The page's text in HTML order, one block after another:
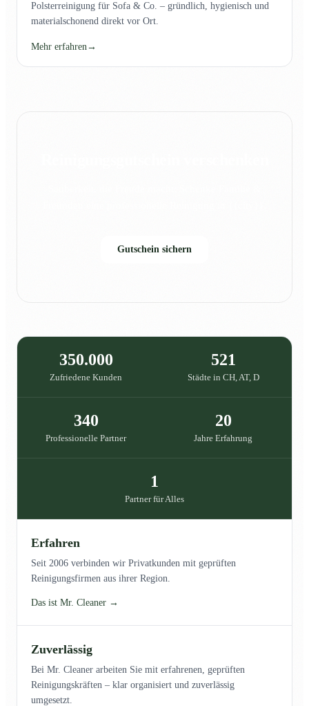
Polsterreinigung für Sofa & Co. – gründlich, hygienisch und
materialschonend direkt vor Ort.
Mehr erfahren→
Gutschein sichern
350.000
Zufriedene Kunden
521
Städte in CH, AT, D
340
Professionelle Partner
20
Jahre Erfahrung
1
Partner für Alles
Erfahren
Seit 2006 verbinden wir Privatkunden mit geprüften
Reinigungsfirmen aus ihrer Region.
Das ist Mr. Cleaner →
Zuverlässig
Bei Mr. Cleaner arbeiten Sie mit erfahrenen, geprüften
Reinigungskräften – klar organisiert und zuverlässig
umgesetzt.